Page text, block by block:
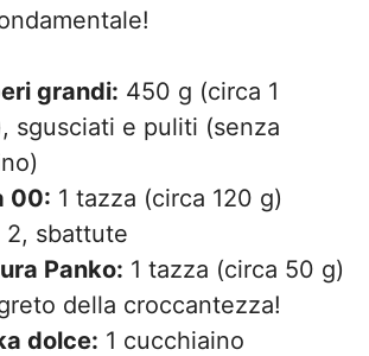
grandi: 450 g (circa 1
sgusciati e puliti (senza
00: 1 tazza (circa 120 g)
2, sbattute
Panko: 1 tazza (circa 50 g)
della croccantezza!
dolce: 1 cucchiaino